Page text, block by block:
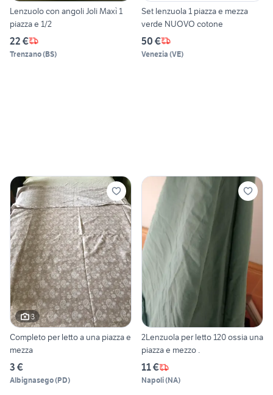
Lenzuolo con angoli Joli Maxì 1
piazza e 1/2
22 €
Trenzano(BS)
Set lenzuola 1 piazza e mezza
verde NUOVO cotone
50 €
Venezia (VE)
3
Completo per letto a una piazza e
mezza
3 €
Albignasego(PD)
2Lenzuola per letto 120 ossia una
piazza e mezzo .
11 €
Napoli(NA)